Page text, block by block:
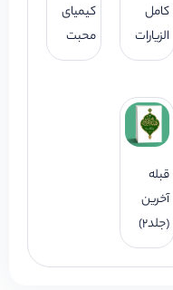
کامل
الزیارات
کیمیای
محبت
قبله
آخرین
(جلد2)